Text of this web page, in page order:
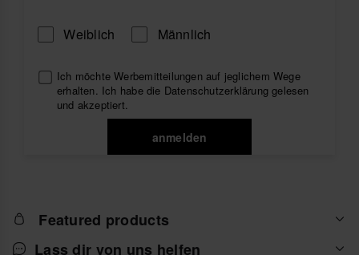
Weiblich Männlich
Ich möchte Werbemitteilungen auf jeglichem Wege
erhalten. Ich habe die Datenschutzerklärung gelesen
und akzeptiert.
anmelden
Featured products
Lass dir von uns helfen